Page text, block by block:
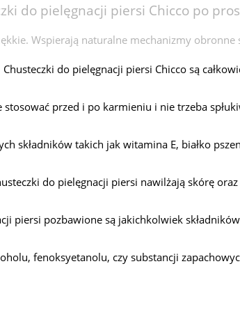
do pielęgnacji piersi Chicco po
Wspierają naturalne mechanizmy
Chusteczki do pielęgnacji piersi Chicco są
stosować przed i po karmieniu i nie trzeba
składników takich jak witamina E, białko
do pielęgnacji piersi nawilżają skórę
piersi pozbawione są jakichkolwiek
fenoksyetanolu, czy substancji